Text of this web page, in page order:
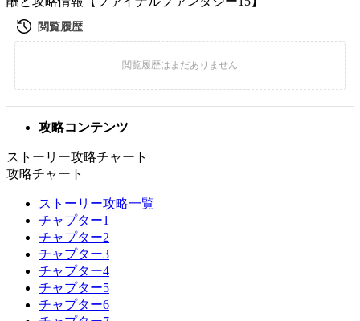
攻略コンテンツ
ストーリー攻略チャート
攻略チャート
ストーリー攻略一覧
チャプター1
チャプター2
チャプター3
チャプター4
チャプター5
チャプター6